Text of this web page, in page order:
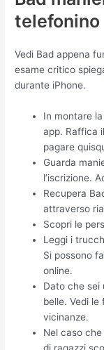
telefonino
Vedi Bad appena
esame critico
durante iPhone.
In montare
app. Raffica
pagare
Guarda
l’iscrizione.
Recupera
attraverso
Scopri le
Leggi i
Si possono
online.
Dato che sei
belle. Vedi
vicinanze.
Nel caso